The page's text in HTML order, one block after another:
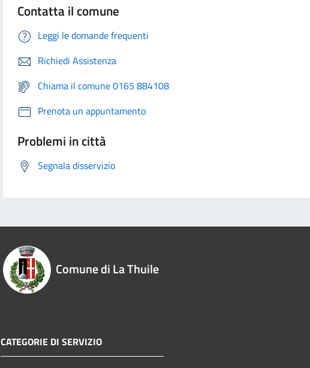
Contatta il comune
Leggi le domande frequenti
Richiedi Assistenza
Chiama il comune 0165 884108
Prenota un appuntamento
Problemi in città
Segnala disservizio
Comune di La Thuile
CATEGORIE DI SERVIZIO